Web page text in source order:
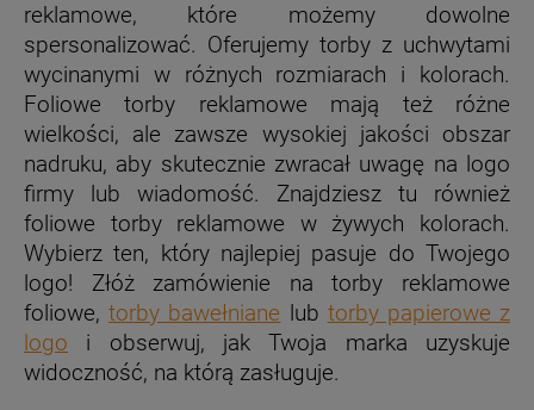
reklamowe, które możemy dowolne
spersonalizować. Oferujemy torby z uchwytami
wycinanymi w różnych rozmiarach i kolorach.
Foliowe torby reklamowe mają też różne
wielkości, ale zawsze wysokiej jakości obszar
nadruku, aby skutecznie zwracał uwagę na logo
firmy lub wiadomość. Znajdziesz tu również
foliowe torby reklamowe w żywych kolorach.
Wybierz ten, który najlepiej pasuje do Twojego
logo! Złóż zamówienie na torby reklamowe
foliowe,torby bawełniane lub torby papierowe z
logo i obserwuj, jak Twoja marka uzyskuje
widoczność, na którą zasługuje.